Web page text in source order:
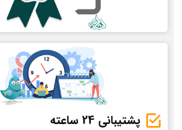
پشتیبانی 24 ساعته